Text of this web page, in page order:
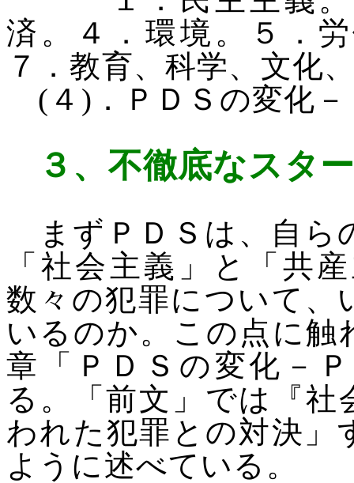
済。４．環境。５．
７．教育、科学、文化
( ４ ) ．ＰＤＳの変化
３、不徹底なスタ
まずＰＤＳは、自ら
「社会主義」と「共
数々の犯罪について、
いるのか。この点に触
章「ＰＤＳの変化－
る。「前文」では『社
われた犯罪との対決」
ように述べている。